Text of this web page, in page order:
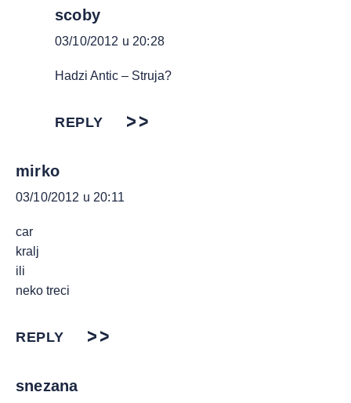
scoby
03/10/2012 u 20:28
Hadzi Antic – Struja?
REPLY
mirko
03/10/2012 u 20:11
car
kralj
ili
neko treci
REPLY
snezana